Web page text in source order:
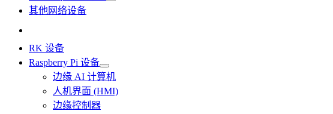
其他网络设备
RK 设备
Raspberry Pi 设备
边缘 AI 计算机
人机界面 (HMI)
边缘控制器